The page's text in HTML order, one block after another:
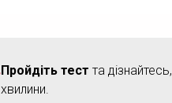
Пройдіть тест та
хвилини.